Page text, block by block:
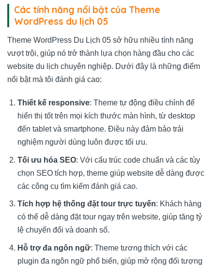
Các tính năng nổi bật của Theme
WordPress du lịch 05
Theme WordPress Du Lịch 05 sở hữu nhiều tính năng
vượt trội, giúp nó trở thành lựa chọn hàng đầu cho các
website du lịch chuyên nghiệp. Dưới đây là những điểm
nổi bật mà tôi đánh giá cao:
Thiết kế responsive: Theme tự động điều chỉnh để
hiển thị tốt trên mọi kích thước màn hình, từ desktop
đến tablet và smartphone. Điều này đảm bảo trải
nghiệm người dùng luôn được tối ưu.
Tối ưu hóa SEO: Với cấu trúc code chuẩn và các tùy
chọn SEO tích hợp, theme giúp website dễ dàng được
các công cụ tìm kiếm đánh giá cao.
Tích hợp hệ thống đặt tour trực tuyến: Khách hàng
có thể dễ dàng đặt tour ngay trên website, giúp tăng tỷ
lệ chuyển đổi và doanh số.
Hỗ trợ đa ngôn ngữ: Theme tương thích với các
plugin đa ngôn ngữ phổ biến, giúp mở rộng đối tượng